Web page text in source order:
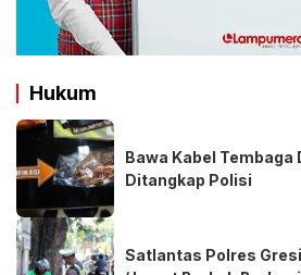
Hukum
Bawa Kabel Tembaga
Ditangkap Polisi
Satlantas Polres